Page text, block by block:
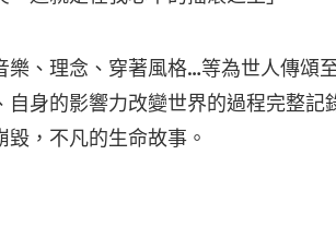
、理念、穿著風格…等為世人傳頌
身的影響力改變世界的過程完整記
，不凡的生命故事。